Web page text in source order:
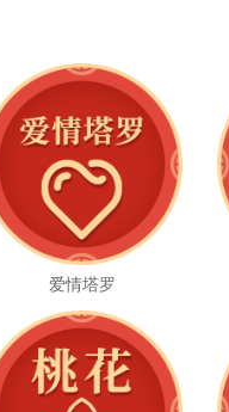
爱情塔罗